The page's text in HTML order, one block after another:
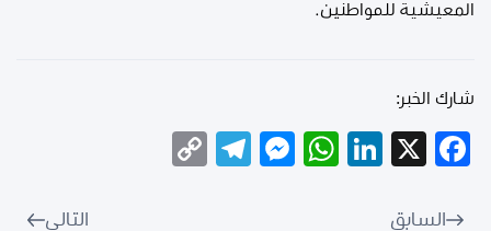
المعيشية للمواطنين.
شارك الخبر:
Facebook
X
LinkedIn
WhatsApp
Messenger
Telegram
السابق التالي